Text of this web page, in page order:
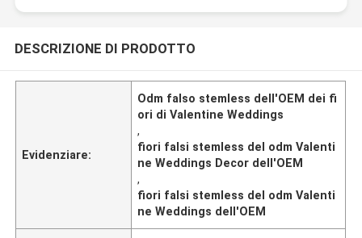
DESCRIZIONE DI PRODOTTO
Evidenziare:
Odm falso stemless dell'OEM dei fi
ori di Valentine Weddings
,
fiori falsi stemless del odm Valenti
ne Weddings Decor dell'OEM
,
fiori falsi stemless del odm Valenti
ne Weddings dell'OEM